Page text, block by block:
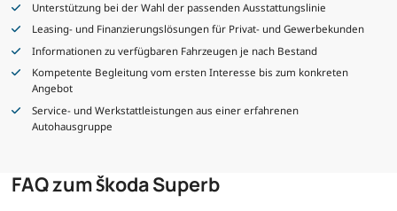
Unterstützung bei der Wahl der passenden Ausstattungslinie
Leasing- und Finanzierungslösungen für Privat- und Gewerbekunden
Informationen zu verfügbaren Fahrzeugen je nach Bestand
Kompetente Begleitung vom ersten Interesse bis zum konkreten
Angebot
Service- und Werkstattleistungen aus einer erfahrenen
Autohausgruppe
FAQ zum Škoda Superb